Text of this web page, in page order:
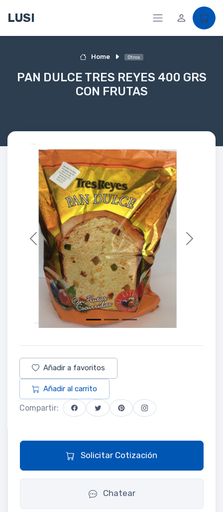
LUSI
Home Otros
PAN DULCE TRES REYES 400 GRS
CON FRUTAS
Previous Next
Añadir a favoritos
Añadir al carrito
Compartir:
Solicitar Cotización
Chatear